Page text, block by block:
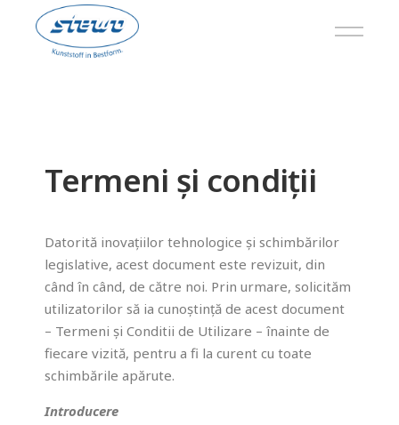
Termeni și condiții
Datorită inovațiilor tehnologice și schimbărilor
legislative, acest document este revizuit, din
când în când, de către noi. Prin urmare, solicităm
utilizatorilor să ia cunoștință de acest document
– Termeni și Conditii de Utilizare – înainte de
fiecare vizită, pentru a fi la curent cu toate
schimbările apărute.
Introducere